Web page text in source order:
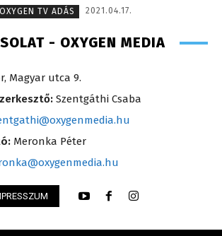
OXYGEN TV ADÁS
2021.04.17.
- OXYGEN MEDIA
Magyar utca 9.
Szentgáthi Csaba
Meronka Péter